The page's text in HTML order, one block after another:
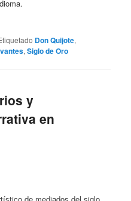
Don Quijote,
,Siglo de Oro
y
en